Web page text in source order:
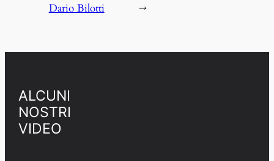
Dario Bilotti
→
ALCUNI
NOSTRI
VIDEO